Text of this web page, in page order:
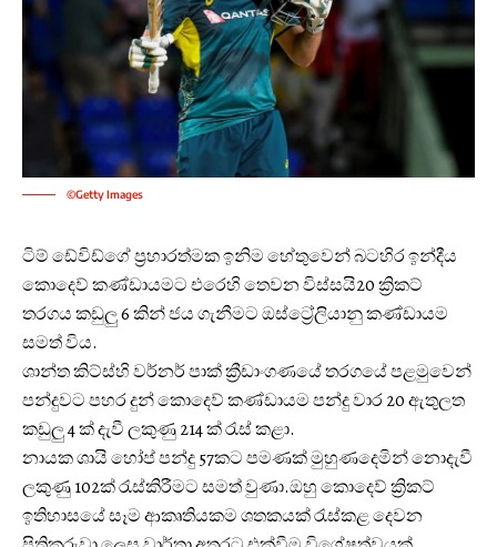
©Getty Images
ටිම් ඩේවිඩ්ගේ ප්‍රහාරත්මක ඉනිම හේතුවෙන් බටහිර ඉන්දීය
කොදෙව් කණ්ඩායමට එරෙහි තෙවන විස්සයි20 ක්‍රිකට්
තරගය කඩුලු 6 කින් ජය ගැනීමට ඔස්ට්‍රේලියානු කණ්ඩායම
සමත් විය.
ශාන්ත කිට්ස්හි වර්නර් පාක් ක්‍රීඩාංගණයේ තරගයේ පළමුවෙන්
පන්දුවට පහර දුන් කොදෙව් කණ්ඩායම පන්දු වාර 20 ඇතුලත
කඩුලු 4 ක් දැවී ලකුණු 214 ක් රැස් කළා.
නායක ශායි හෝප් පන්දු 57කට පමණක් මුහුණදෙමින් නොදැවී
ලකුණු 102ක් රැස්කිරීමට සමත් වුණා.ඔහු කොදෙව් ක්‍රිකට්
ඉතිහාසයේ සෑම ආකෘතියකම ශතකයක් රැස්කළ දෙවන